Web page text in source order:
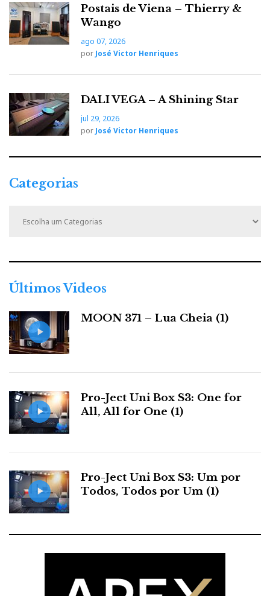
Postais de Viena – Thierry &
Wango
ago 07, 2026
por José Victor Henriques
DALI VEGA – A Shining Star
jul 29, 2026
por José Victor Henriques
Categorias
r
i
s
Últimos Videos
MOON 371 – Lua Cheia (1)
Pro-Ject Uni Box S3: One for
All, All for One (1)
Pro-Ject Uni Box S3: Um por
Todos, Todos por Um (1)